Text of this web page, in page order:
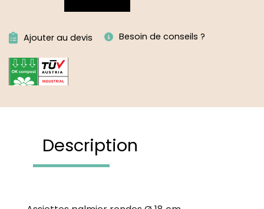
Ajouter au devis Besoin de conseils ?
Description